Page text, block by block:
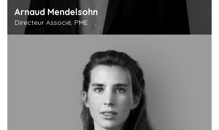
Arnaud Mendelsohn
Directeur Associé, PME